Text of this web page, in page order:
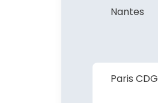
Nantes
Paris CDG